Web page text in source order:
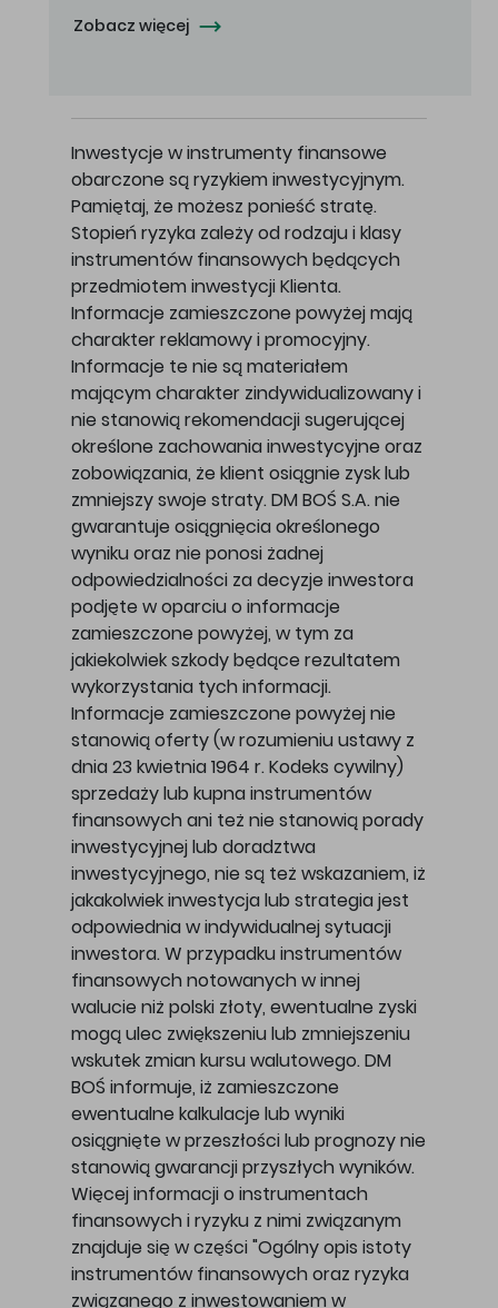
Zobacz więcej
Inwestycje w instrumenty finansowe
obarczone są ryzykiem inwestycyjnym.
Pamiętaj, że możesz ponieść stratę.
Stopień ryzyka zależy od rodzaju i klasy
instrumentów finansowych będących
przedmiotem inwestycji Klienta.
Informacje zamieszczone powyżej mają
charakter reklamowy i promocyjny.
Informacje te nie są materiałem
mającym charakter zindywidualizowany i
nie stanowią rekomendacji sugerującej
określone zachowania inwestycyjne oraz
zobowiązania, że klient osiągnie zysk lub
zmniejszy swoje straty. DM BOŚ S.A. nie
gwarantuje osiągnięcia określonego
wyniku oraz nie ponosi żadnej
odpowiedzialności za decyzje inwestora
podjęte w oparciu o informacje
zamieszczone powyżej, w tym za
jakiekolwiek szkody będące rezultatem
wykorzystania tych informacji.
Informacje zamieszczone powyżej nie
stanowią oferty (w rozumieniu ustawy z
dnia 23 kwietnia 1964 r. Kodeks cywilny)
sprzedaży lub kupna instrumentów
finansowych ani też nie stanowią porady
inwestycyjnej lub doradztwa
inwestycyjnego, nie są też wskazaniem, iż
jakakolwiek inwestycja lub strategia jest
odpowiednia w indywidualnej sytuacji
inwestora. W przypadku instrumentów
finansowych notowanych w innej
walucie niż polski złoty, ewentualne zyski
mogą ulec zwiększeniu lub zmniejszeniu
wskutek zmian kursu walutowego. DM
BOŚ informuje, iż zamieszczone
ewentualne kalkulacje lub wyniki
osiągnięte w przeszłości lub prognozy nie
stanowią gwarancji przyszłych wyników.
Więcej informacji o instrumentach
finansowych i ryzyku z nimi związanym
znajduje się w części "Ogólny opis istoty
instrumentów finansowych oraz ryzyka
związanego z inwestowaniem w